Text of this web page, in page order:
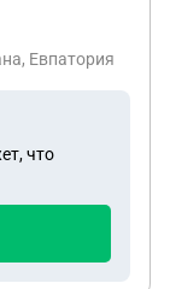
со
сих пор не
Евпатория
что